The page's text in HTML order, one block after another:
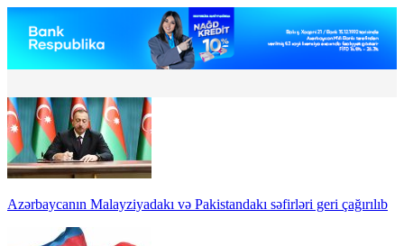
Azərbaycanın Malayziyadakı və Pakistandakı səfirləri geri çağırılıb